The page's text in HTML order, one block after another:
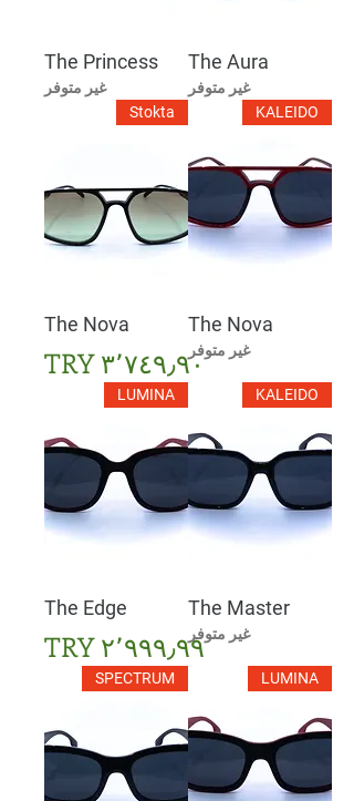
The Aura
غير متوفر
The Princess
غير متوفر
KALEIDO
The Nova
غير متوفر
Stokta
The Nova
السعر
KALEIDO
The Master
غير متوفر
LUMINA
The Edge
السعر
LUMINA
SPECTRUM